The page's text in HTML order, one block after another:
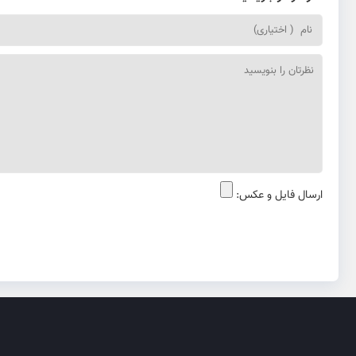
ارسال فایل و عکس: